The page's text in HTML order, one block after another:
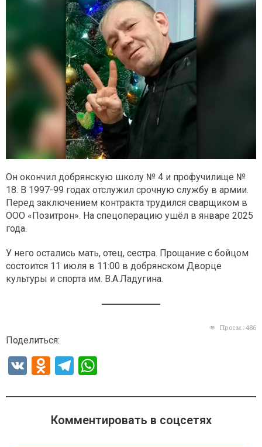
Он окончил добрянскую школу № 4 и профучилище №
18. В 1997-99 годах отслужил срочную службу в армии.
Перед заключением контракта трудился сварщиком в
ООО «Позитрон». На спецоперацию ушёл в январе 2025
года.
У него остались мать, отец, сестра. Прощание с бойцом
состоится 11 июля в 11:00 в добрянском Дворце
культуры и спорта им. В.А.Ладугина.
Просм.: 486
Поделиться:
V
O
n
o
T
e
gr
at
s
Комментировать в соцсетях